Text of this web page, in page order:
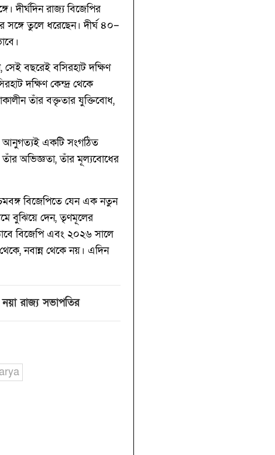
দীর্ঘদিন রাজ্য বিজেপির
সঙ্গে তুলে ধরেছেন। দীর্ঘ ৪০–
বছরেই বসিরহাট দক্ষিণ
দক্ষিণ কেন্দ্র থেকে
তাঁর বক্তৃতার যুক্তিবোধ,
আনুগত্যই একটি সংগঠিত
অভিজ্ঞতা, তাঁর মূল্যবোধের
বিজেপিতে যেন এক নতুন
বুঝিয়ে দেন, তৃণমূলের
বিজেপি এবং ২০২৬ সালে
নবান্ন থেকে নয়। এদিন
রাজ্য সভাপতির